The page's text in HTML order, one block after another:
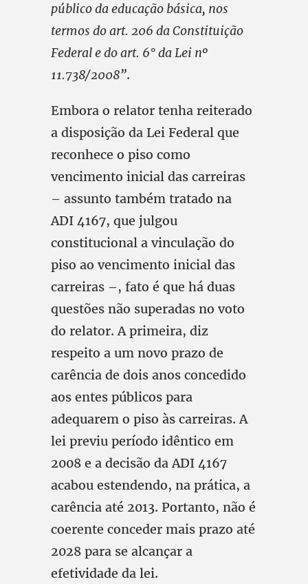
público da educação básica, nos
termos do art. 206 da Constituição
Federal e do art. 6° da Lei nº
11.738/2008”.
Embora o relator tenha reiterado
a disposição da Lei Federal que
reconhece o piso como
vencimento inicial das carreiras
– assunto também tratado na
ADI 4167, que julgou
constitucional a vinculação do
piso ao vencimento inicial das
carreiras –, fato é que há duas
questões não superadas no voto
do relator. A primeira, diz
respeito a um novo prazo de
carência de dois anos concedido
aos entes públicos para
adequarem o piso às carreiras. A
lei previu período idêntico em
2008 e a decisão da ADI 4167
acabou estendendo, na prática, a
carência até 2013. Portanto, não é
coerente conceder mais prazo até
2028 para se alcançar a
efetividade da lei.